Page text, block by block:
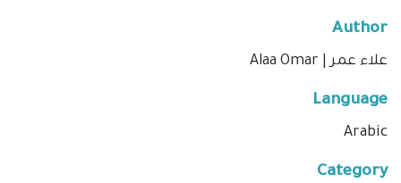
Author
علاء عمر | Alaa Omar
Language
Arabic
Category